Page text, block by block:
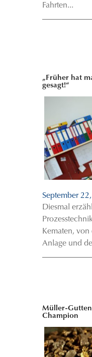
Fahrten...
„Früher hat
gesagt!“
September
Diesmal
Kematen,
Anlage und
Müller-
Champion